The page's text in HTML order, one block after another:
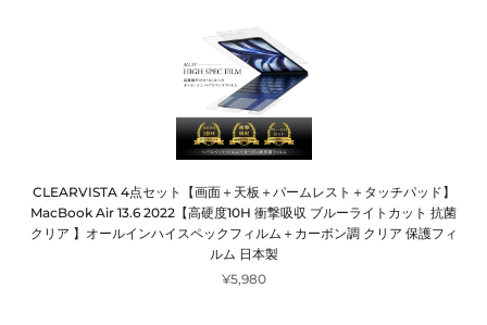
CLEARVISTA 4点セット【画面＋天板＋パームレスト＋タッチパッド】
MacBook Air 13.6 2022【高硬度10H 衝撃吸収 ブルーライトカット 抗菌
クリア 】オールインハイスペックフィルム＋カーボン調 クリア 保護フィ
ルム 日本製
¥5,980